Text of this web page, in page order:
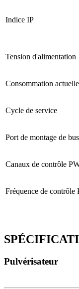
Indice IP
Tension d'alimentation
Consommation
Cycle de service
Port de montage de
Canaux de contrôle
Fréquence de contrôle
Pulvérisateur